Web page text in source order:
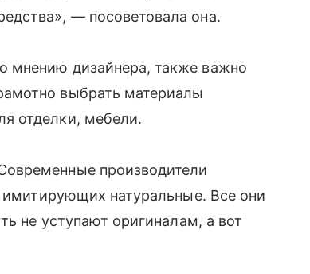
— посоветовала она.
мнению дизайнера, также важно
выбрать материалы
отделки, мебели.
производители
натуральные. Все они
не уступают оригиналам, а вот